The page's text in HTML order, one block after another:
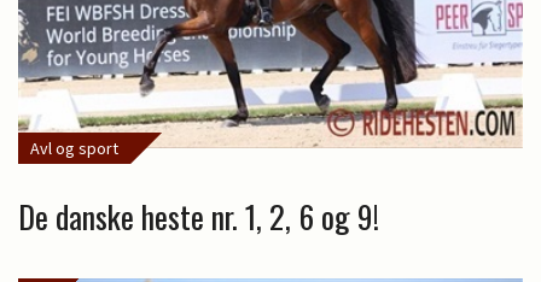
Avl og sport
De danske heste nr. 1, 2, 6 og 9!